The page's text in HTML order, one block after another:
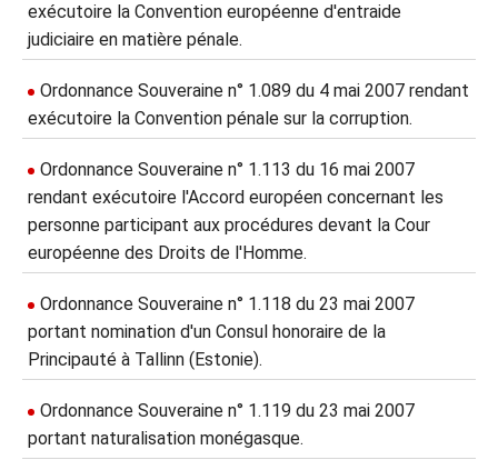
exécutoire la Convention européenne d'entraide
judiciaire en matière pénale.
Ordonnance Souveraine n° 1.089 du 4 mai 2007 rendant
exécutoire la Convention pénale sur la corruption.
Ordonnance Souveraine n° 1.113 du 16 mai 2007
rendant exécutoire l'Accord européen concernant les
personne participant aux procédures devant la Cour
européenne des Droits de l'Homme.
Ordonnance Souveraine n° 1.118 du 23 mai 2007
portant nomination d'un Consul honoraire de la
Principauté à Tallinn (Estonie).
Ordonnance Souveraine n° 1.119 du 23 mai 2007
portant naturalisation monégasque.